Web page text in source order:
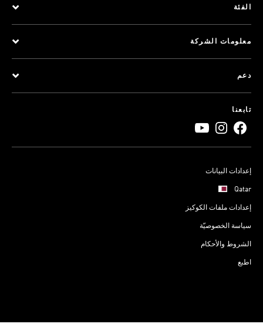
الفئة
معلومات الشركة
دعم
تابعنا
إعدادات البيانات
Qatar
إعدادات ملفات الكوكيز
سياسة الخصوصيّة
الشروط والأحكام
اطبع